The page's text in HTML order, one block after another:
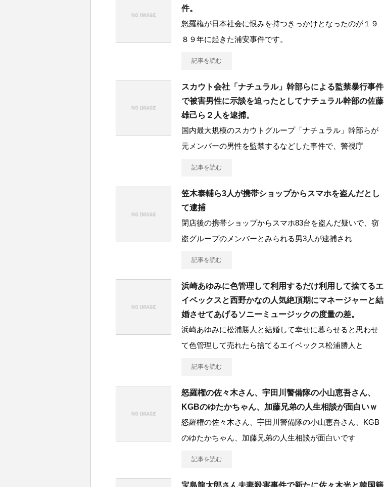
件。
怒羅権が日本社会に恨みを持つきっかけとなったのが１９
８９年に起きた浦安事件です。
記事を読む
スカウト会社「ナチュラル」幹部らによる監禁暴行事件
で被害男性に示談を迫ったとしてナチュラル幹部の佐藤
雄己ら２人を逮捕。
国内最大規模のスカウトグループ「ナチュラル」幹部らが
元メンバーの男性を監禁するなどした事件で、警視庁
記事を読む
笠木泰輔ら3人が携帯ショップからスマホを盗んだとし
て逮捕
閉店後の携帯ショップからスマホ83台を盗んだ疑いで、窃
盗グループのメンバーとみられる男3人が逮捕され
記事を読む
浜崎あゆみに色管理して利用するだけ利用して捨てるエ
イベックスと西野かなの人気絶頂期にマネージャーと結
婚させてあげるソニーミュージックの度量の差。
浜崎あゆみに松浦勝人と結婚して幸せに暮らせると思わせ
て色管理して売れたら捨てるエイベックス松浦勝人と
記事を読む
怒羅権の佐々木さん、宇田川警備隊の小山恵吾さん、
KGBのゆたかちゃん、加藤兄弟の人生相談が面白いｗ
怒羅権の佐々木さん、宇田川警備隊の小山恵吾さん、KGB
のゆたかちゃん、加藤兄弟の人生相談が面白いです
記事を読む
宝島龍太郎さん夫妻殺害事件で新たに佐々木光と韓国籍